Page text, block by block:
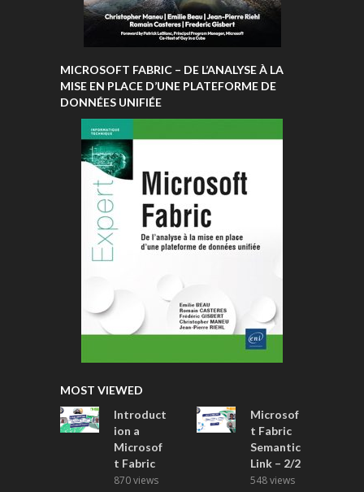
MICROSOFT FABRIC – DE L’ANALYSE À LA
MISE EN PLACE D’UNE PLATEFORME DE
DONNÉES UNIFIÉE
MOST VIEWED
Introduct
ion a
Microsof
t Fabric
870 views
Microsof
t Fabric
Semantic
Link – 2/2
548 views